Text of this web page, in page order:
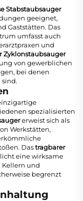
Stabstaubsauger
geeignet,
Gaststätten. Das
umfasst auch
und
Zyklonstaubsauger
von gewerblichen
bei denen
spezialisierten
erweist sich als
Werkstätten,
Dastragbarer
eine wirksame
Kellern und
begrenzt